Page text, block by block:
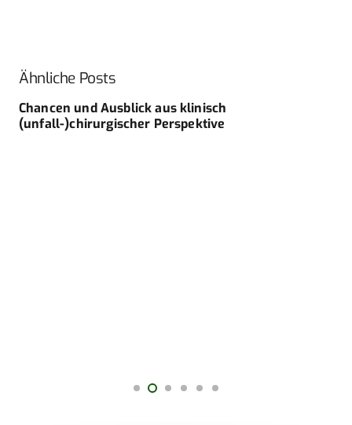
Ähnliche Posts
Chancen und Ausblick aus klinisch
(unfall-)chirurgischer Perspektive